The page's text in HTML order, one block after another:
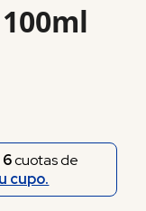
6cuotas de
cupo.